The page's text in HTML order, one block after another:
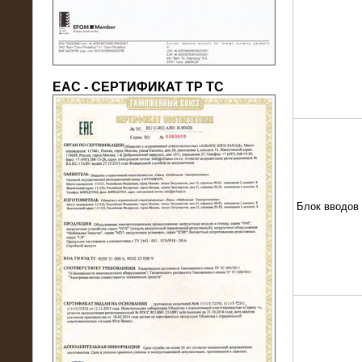
22.05.2016
Нагрузочный модуль в контейнере
10 МВт (0,4 кВ - напряжение)
ЕАС - СЕРТИФИКАТ ТР ТС
Блок вводов